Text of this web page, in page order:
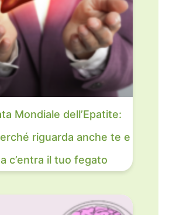
Mondiale dell’Epatite:
riguarda anche te e
c’entra il tuo fegato